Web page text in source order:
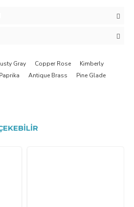
Gray Copper Rose
Kimberly
Paprika Antique Brass
Pine Glade